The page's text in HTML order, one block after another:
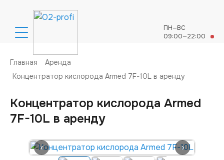
ПН—ВС
09:00—22:00
О нас
Аренда
Продажа
Доставка и оплата
Контакты
Оставить заявку
8 (495) 666 56 09
Прием звонков:
Главная
Аренда
Концентратор кислорода Armed 7F-10L в аренду
Концентратор кислорода Armed
7F-10L в аренду
‹ ›